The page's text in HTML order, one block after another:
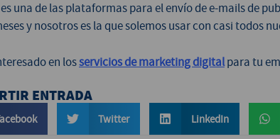
una de las plataformas para el envío de e-mails de
y nosotros es la que solemos usar con casi todos
en losservicios de marketing digitalpara tu
ENTRADA
Twitter LinkedIn